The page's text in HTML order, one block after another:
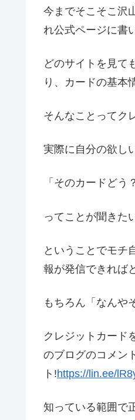
今までそこそこ沢
れ公式ページに書
どのサイトを見て
り、カードの基本
そんなことってク
実際に自分の欲し
「そのカードどう
ってことが聞きた
ということでモチ
報が発信できれば
もちろん「なんや
クレジットカード
のブログのコメン
ト!https://lin.ee/
知っている範囲で